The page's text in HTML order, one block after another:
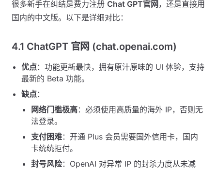
很多新手在纠结是费力注册 Chat GPT官网 ，还是直接用
国内的中文版。以下是详细对比：
4.1 ChatGPT 官网 (chat.openai.com)
优点：功能更新最快，拥有原汁原味的 UI 体验，支持
最新的 Beta 功能。
缺点：
网络门槛极高：必须使用高质量的海外 IP，否则无
法登录。
支付困难：开通 Plus 会员需要国外信用卡，国内
卡统统拒付。
封号风险：OpenAI 对异常 IP 的封杀力度从未减